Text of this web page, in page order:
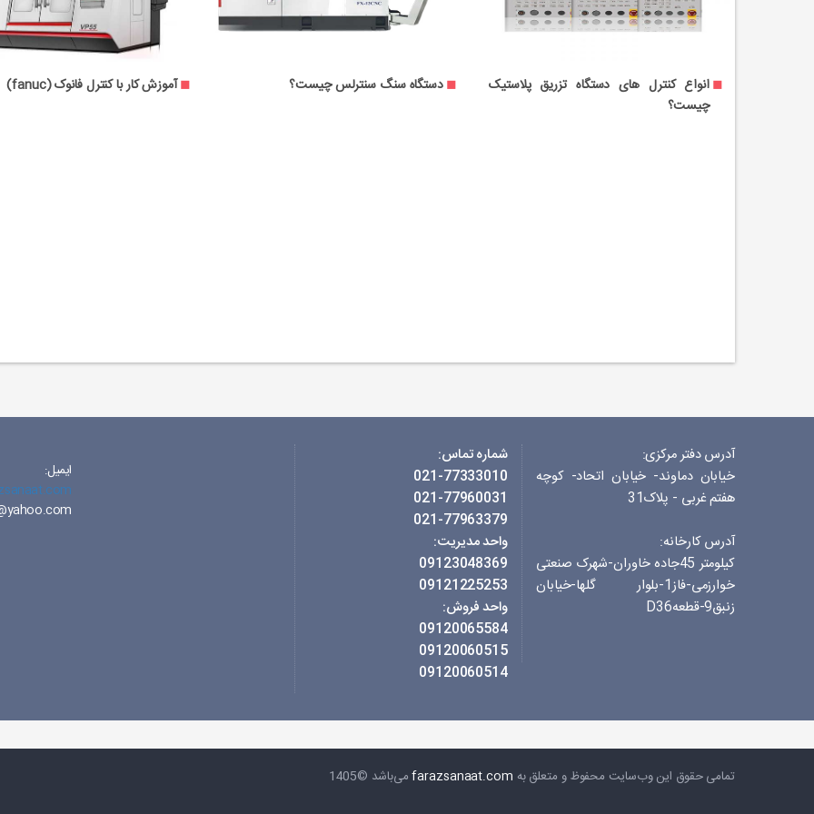
دستگاه سنگ سنترلس چیست؟
انواع کنترل های دستگاه تزریق پلاستیک
مقایسه نحوه عملکرد دستگاه فرز سی ان سی
و دستگاه تراش سی ان سی
آدرس دفتر مرکزی:
خیابان دماوند- خیابان اتحاد- کوچه
هفتم غربی - پلاک31
آدرس کارخانه:
کیلومتر 45جاده خاوران-شهرک صنعتی
خوارزمی-فاز1-بلوار گلها-خیابان
زنبق9-قطعهD36
شماره تماس:
021-77333010
021-77960031
021-77963379
واحد مدیریت:
09123048369
09121225253
واحد فروش:
09120065584
09120060515
09120060514
ایمیل:
تمامی حقوق این وب‌سایت محفوظ و متعلق به farazsanaat.comمی‌باشد ©1405